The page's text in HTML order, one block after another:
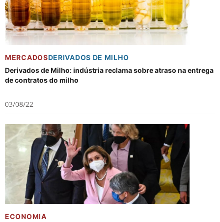
MERCADOSDERIVADOS DE MILHO
Derivados de Milho: indústria reclama sobre atraso na entrega
de contratos do milho
03/08/22
ECONOMIA